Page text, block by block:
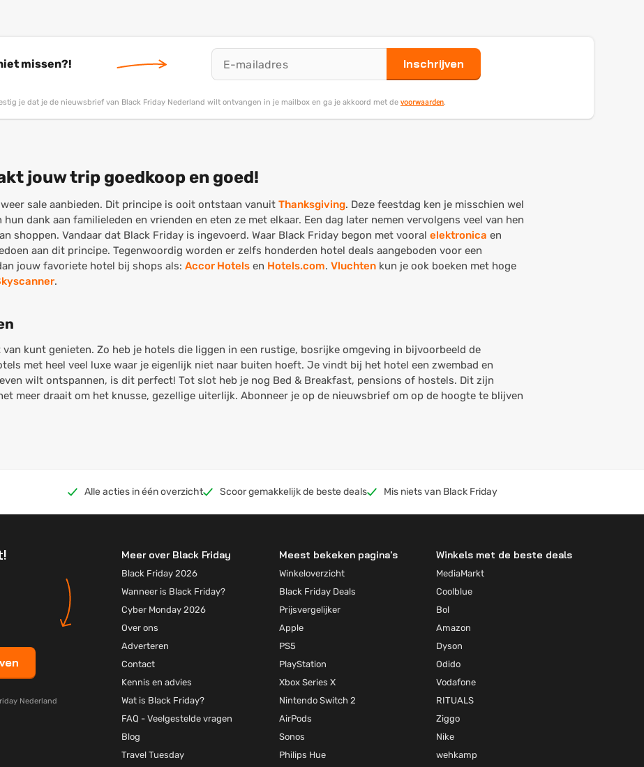
missen?! Inschrijven
je dat je de nieuwsbrief van Black Friday Nederland wilt ontvangen in je mailbox en ga je akkoord met de voorwaarden.
jouw trip goedkoop en goed!
sale aanbieden. Dit principe is ooit ontstaan vanuit Thanksgiving. Deze feestdag ken je misschien wel
dank aan familieleden en vrienden en eten ze met elkaar. Een dag later nemen vervolgens veel van hen
shoppen. Vandaar dat Black Friday is ingevoerd. Waar Black Friday begon met vooral elektronica en
aan dit principe. Tegenwoordig worden er zelfs honderden hotel deals aangeboden voor een
jouw favoriete hotel bij shops als: Accor Hotels en Hotels.com. Vluchten kun je ook boeken met hoge
.
kunt genieten. Zo heb je hotels die liggen in een rustige, bosrijke omgeving in bijvoorbeeld de
met heel veel luxe waar je eigenlijk niet naar buiten hoeft. Je vindt bij het hotel een zwembad en
wilt ontspannen, is dit perfect! Tot slot heb je nog Bed & Breakfast, pensions of hostels. Dit zijn
meer draait om het knusse, gezellige uiterlijk. Abonneer je op de nieuwsbrief om op de hoogte te blijven
Alle acties in één overzicht Scoor gemakkelijk de beste deals Mis niets van Black Friday
Nederland
Meer over Black Friday
Black Friday 2026
Wanneer is Black Friday?
Cyber Monday 2026
Over ons
Adverteren
Contact
Kennis en advies
Wat is Black Friday?
FAQ - Veelgestelde vragen
Blog
Travel Tuesday
Meest bekeken pagina's
Winkeloverzicht
Black Friday Deals
Prijsvergelijker
Apple
PS5
PlayStation
Xbox Series X
Nintendo Switch 2
AirPods
Sonos
Philips Hue
Winkels met de beste deals
MediaMarkt
Coolblue
Bol
Amazon
Dyson
Odido
Vodafone
RITUALS
Ziggo
Nike
wehkamp